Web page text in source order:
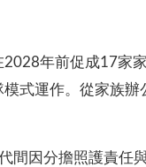
年前促成17家
式運作。從家族
間因分擔照護責任